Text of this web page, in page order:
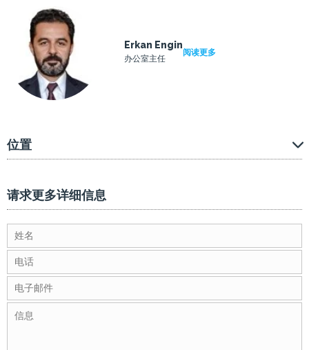
Erkan Engin
办公室主任
阅读更多
位置
请求更多详细信息